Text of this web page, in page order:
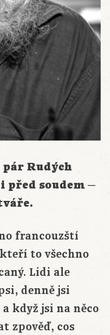
Rudých
soudem ─
francouzští
to všechno
Lidi ale
denně jsi
když jsi na něco
zpověď, cos